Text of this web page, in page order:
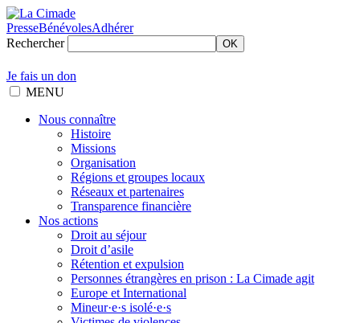
PresseBénévolesAdhérer
Rechercher
OK
Je fais un don
MENU
Nous connaître
Histoire
Missions
Organisation
Régions et groupes locaux
Réseaux et partenaires
Transparence financière
Nos actions
Droit au séjour
Droit d’asile
Rétention et expulsion
Personnes étrangères en prison : La Cimade agit
Europe et International
Mineur·e·s isolé·e·s